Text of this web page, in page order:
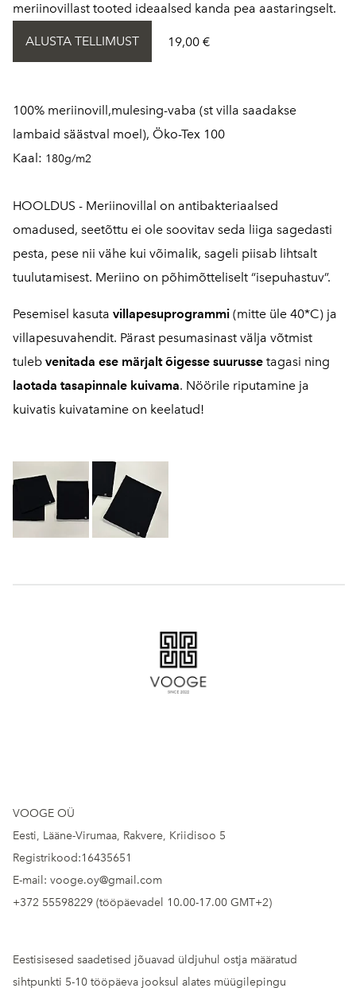
meriinovillast tooted ideaalsed kanda pea aastaringselt.
ALUSTA TELLIMUST 19,00 €
100% meriinovill,mulesing-vaba (st villa saadakse
lambaid säästval moel), Öko-Tex 100
Kaal: 180g/m2
HOOLDUS - Meriinovillal on antibakteriaalsed
omadused, seetõttu ei ole soovitav seda liiga sagedasti
pesta, pese nii vähe kui võimalik, sageli piisab lihtsalt
tuulutamisest. Meriino on põhimõtteliselt “isepuhastuv”.
Pesemisel kasuta villapesuprogrammi (mitte üle 40*C) ja
villapesuvahendit. Pärast pesumasinast välja võtmist
tuleb venitada ese märjalt õigesse suurusse tagasi ning
laotada tasapinnale kuivama. Nöörile riputamine ja
kuivatis kuivatamine on keelatud!
VOOGE OÜ
Eesti, Lääne-Virumaa, Rakvere, Kriidisoo 5
Registrikood:16435651
E-mail: vooge.oy@gmail.com
+372 55598229 (tööpäevadel 10.00-17.00 GMT+2)
Eestisisesed saadetised jõuavad üldjuhul ostja määratud
sihtpunkti 5-10 tööpäeva jooksul alates müügilepingu